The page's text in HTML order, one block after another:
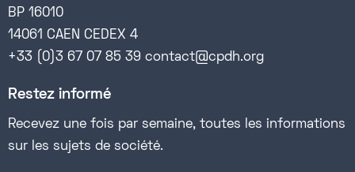
BP 16010
14061 CAEN CEDEX 4
+33 (0)3 67 07 85 39 contact@cpdh.org
Restez informé
Recevez une fois par semaine, toutes les informations
sur les sujets de société.